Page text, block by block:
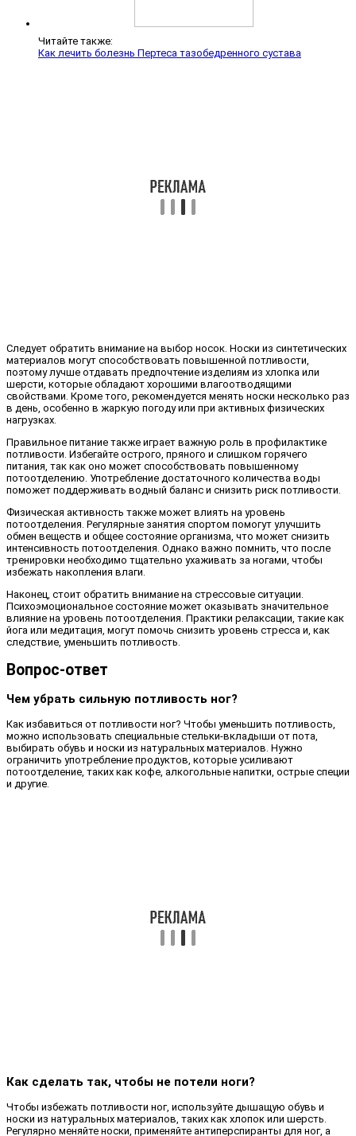
Читайте также:
Как лечить болезнь Пертеса тазобедренного сустава
Следует обратить внимание на выбор носок. Носки из синтетических
материалов могут способствовать повышенной потливости,
поэтому лучше отдавать предпочтение изделиям из хлопка или
шерсти, которые обладают хорошими влагоотводящими
свойствами. Кроме того, рекомендуется менять носки несколько раз
в день, особенно в жаркую погоду или при активных физических
нагрузках.
Правильное питание также играет важную роль в профилактике
потливости. Избегайте острого, пряного и слишком горячего
питания, так как оно может способствовать повышенному
потоотделению. Употребление достаточного количества воды
поможет поддерживать водный баланс и снизить риск потливости.
Физическая активность также может влиять на уровень
потоотделения. Регулярные занятия спортом помогут улучшить
обмен веществ и общее состояние организма, что может снизить
интенсивность потоотделения. Однако важно помнить, что после
тренировки необходимо тщательно ухаживать за ногами, чтобы
избежать накопления влаги.
Наконец, стоит обратить внимание на стрессовые ситуации.
Психоэмоциональное состояние может оказывать значительное
влияние на уровень потоотделения. Практики релаксации, такие как
йога или медитация, могут помочь снизить уровень стресса и, как
следствие, уменьшить потливость.
Вопрос-ответ
Чем убрать сильную потливость ног?
Как избавиться от потливости ног? Чтобы уменьшить потливость,
можно использовать специальные стельки-вкладыши от пота,
выбирать обувь и носки из натуральных материалов. Нужно
ограничить употребление продуктов, которые усиливают
потоотделение, таких как кофе, алкогольные напитки, острые специи
и другие.
Как сделать так, чтобы не потели ноги?
Чтобы избежать потливости ног, используйте дышащую обувь и
носки из натуральных материалов, таких как хлопок или шерсть.
Регулярно меняйте носки, применяйте антиперспиранты для ног, а